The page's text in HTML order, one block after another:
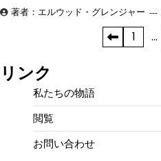
著者：エルウッド・グレンジャー
pagination
1 …
リンク
私たちの物語
閲覧
お問い合わせ